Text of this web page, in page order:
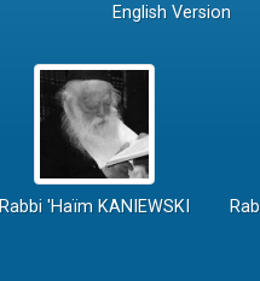
English Version
Rabbi 'Haïm KANIEWSKI